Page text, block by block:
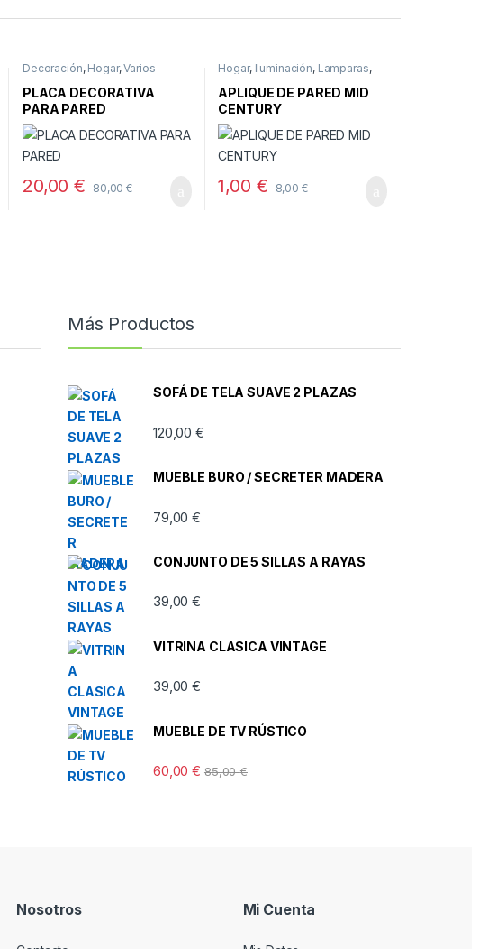
Decoración, Hogar,Varios
PLACA DECORATIVA
PARA PARED
20,00€ 80,00€
Hogar, Iluminación, Lamparas,
APLIQUE DE PARED MID
CENTURY
1,00 € 8,00€
Más Productos
SOFÁ DE TELA SUAVE 2 PLAZAS
120,00€
MUEBLE BURO / SECRETER MADERA
79,00€
CONJUNTO DE 5 SILLAS A RAYAS
39,00€
VITRINA CLASICA VINTAGE
39,00€
MUEBLE DE TV RÚSTICO
60,00€ 85,00€
Nosotros Mi Cuenta